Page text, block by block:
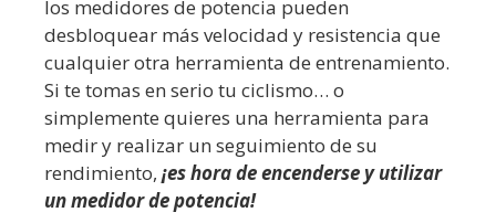
los medidores de potencia pueden
desbloquear más velocidad y resistencia que
cualquier otra herramienta de entrenamiento.
Si te tomas en serio tu ciclismo… o
simplemente quieres una herramienta para
medir y realizar un seguimiento de su
rendimiento, ¡es hora de encenderse y utilizar
un medidor de potencia!